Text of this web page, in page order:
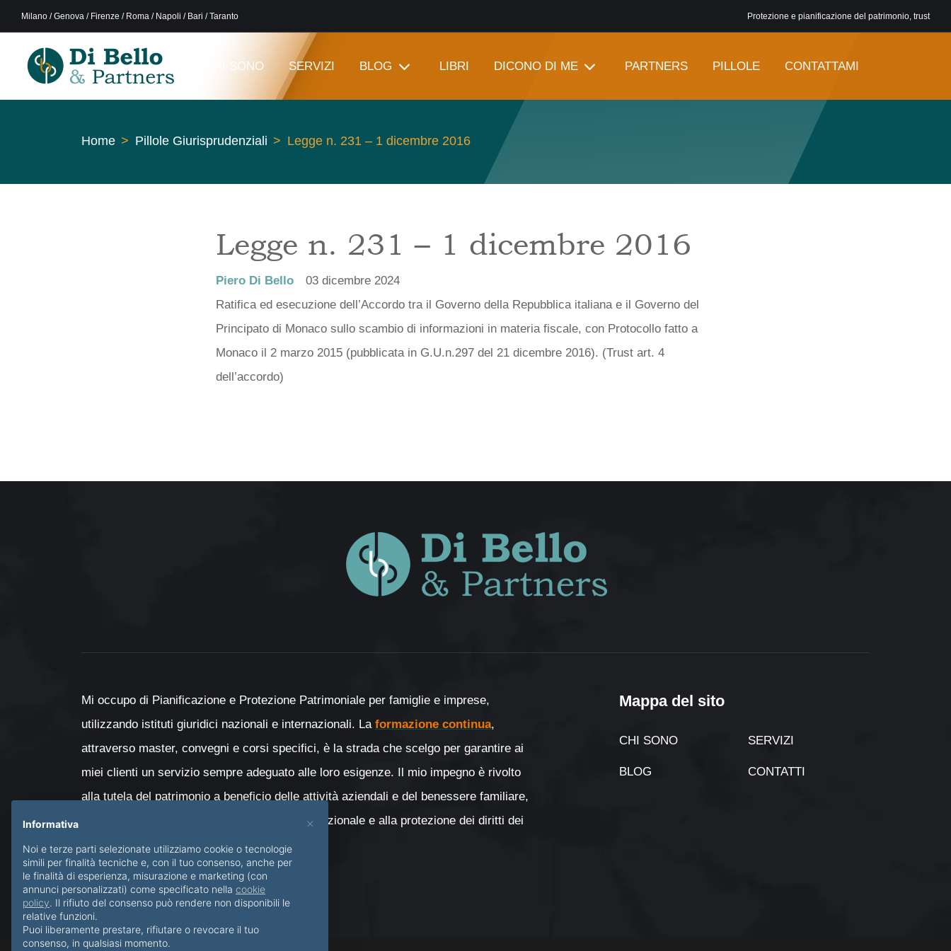
Milano / Genova / Firenze / Roma / Napoli / Bari / Taranto Protezione e pianificazione del patrimonio, trust
CHI SONO SERVIZI BLOG LIBRI DICONO DI ME PARTNERS PILLOLE CONTATTAMI
Home Pillole Giurisprudenziali Legge n. 231 – 1 dicembre 2016
Legge n. 231 – 1 dicembre 2016
Piero Di Bello
03 dicembre 2024
Ratifica ed esecuzione dell’Accordo tra il Governo della Repubblica italiana e il Governo del
Principato di Monaco sullo scambio di informazioni in materia fiscale, con Protocollo fatto a
Monaco il 2 marzo 2015 (pubblicata in G.U.n.297 del 21 dicembre 2016). (Trust art. 4
dell’accordo)
Mi occupo di Pianificazione e Protezione Patrimoniale per famiglie e imprese,
utilizzando istituti giuridici nazionali e internazionali. La formazione continua,
attraverso master, convegni e corsi specifici, è la strada che scelgo per garantire ai
miei clienti un servizio sempre adeguato alle loro esigenze. Il mio impegno è rivolto
alla tutela del patrimonio a beneficio delle attività aziendali e del benessere familiare,
con particolare attenzione al passaggio generazionale e alla protezione dei diritti dei
minori e delle persone diversamente abili.
Mappa del sito
CHI SONO SERVIZI
BLOG CONTATTI
×
Informativa
Noi e terze parti selezionate utilizziamo cookie o tecnologie
simili per finalità tecniche e, con il tuo consenso, anche per
le finalità di esperienza, misurazione e marketing (con
annunci personalizzati) come specificato nella cookie
policy. Il rifiuto del consenso può rendere non disponibili le
relative funzioni.
Puoi liberamente prestare, rifiutare o revocare il tuo
consenso, in qualsiasi momento.